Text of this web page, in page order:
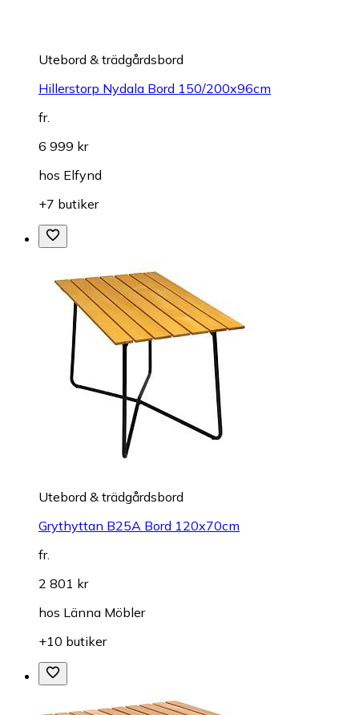
Utebord & trädgårdsbord
Hillerstorp Nydala Bord 150/200x96cm
fr.
6 999 kr
hos Elfynd
+7 butiker
Utebord & trädgårdsbord
Grythyttan B25A Bord 120x70cm
fr.
2 801 kr
hos Länna Möbler
+10 butiker